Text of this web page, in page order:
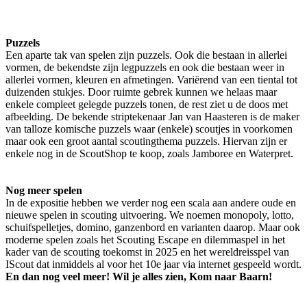
Puzzels
Een aparte tak van spelen zijn puzzels. Ook die bestaan in allerlei
vormen, de bekendste zijn legpuzzels en ook die bestaan weer in
allerlei vormen, kleuren en afmetingen. Variërend van een tiental tot
duizenden stukjes. Door ruimte gebrek kunnen we helaas maar
enkele compleet gelegde puzzels tonen, de rest ziet u de doos met
afbeelding. De bekende striptekenaar Jan van Haasteren is de maker
van talloze komische puzzels waar (enkele) scoutjes in voorkomen
maar ook een groot aantal scoutingthema puzzels. Hiervan zijn er
enkele nog in de ScoutShop te koop, zoals Jamboree en Waterpret.
Nog meer spelen
In de expositie hebben we verder nog een scala aan andere oude en
nieuwe spelen in scouting uitvoering. We noemen monopoly, lotto,
schuifspelletjes, domino, ganzenbord en varianten daarop. Maar ook
moderne spelen zoals het Scouting Escape en dilemmaspel in het
kader van de scouting toekomst in 2025 en het wereldreisspel van
IScout dat inmiddels al voor het 10e jaar via internet gespeeld wordt.
En dan nog veel meer! Wil je alles zien, Kom naar Baarn!